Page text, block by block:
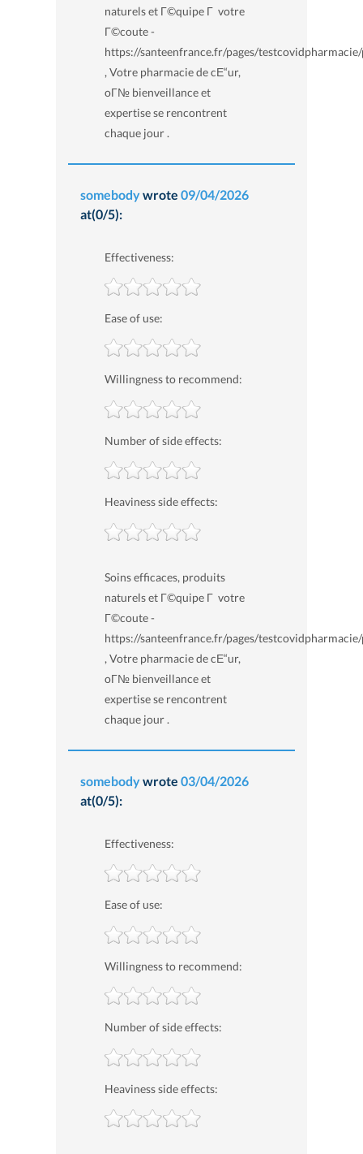
naturels et Г©quipe Г votre
Г©coute -
https://santeenfrance.fr/pages/
, Votre pharmacie de cЕ“ur,
oГ№ bienveillance et
expertise se rencontrent
chaque jour .
somebodywrote 09/04/2026
at(0/5):
Effectiveness:
Ease of use:
Willingness to recommend:
Number of side effects:
Heaviness side effects:
Soins efficaces, produits
naturels et Г©quipe Г votre
Г©coute -
https://santeenfrance.fr/pages/
, Votre pharmacie de cЕ“ur,
oГ№ bienveillance et
expertise se rencontrent
chaque jour .
somebodywrote 03/04/2026
at(0/5):
Effectiveness:
Ease of use:
Willingness to recommend:
Number of side effects:
Heaviness side effects: